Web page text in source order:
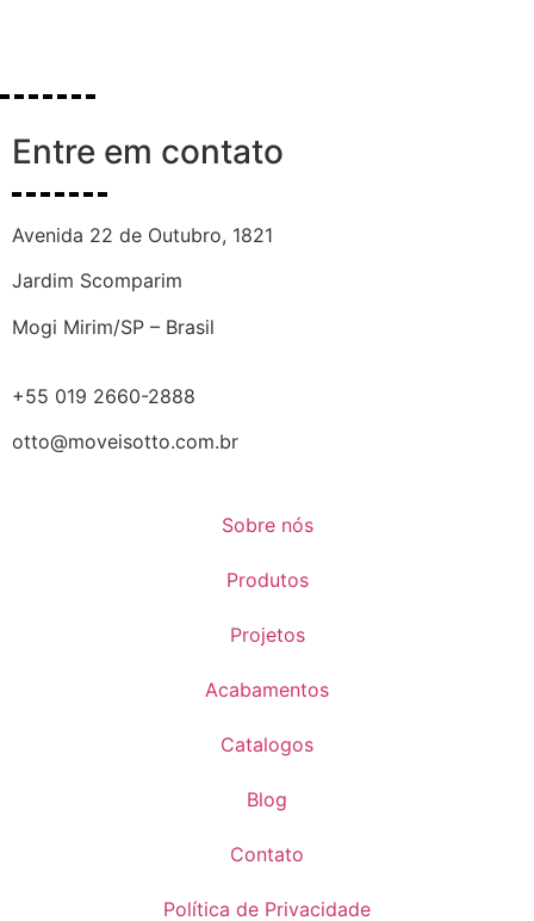
Entre em contato
Avenida 22 de Outubro, 1821
Jardim Scomparim
Mogi Mirim/SP – Brasil
+55 019 2660-2888
otto@moveisotto.com.br
Sobre nós
Produtos
Projetos
Acabamentos
Catalogos
Blog
Contato
Política de Privacidade